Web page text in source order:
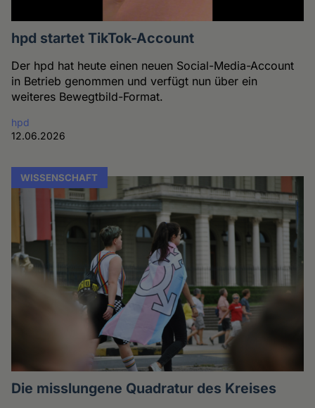
hpd startet TikTok-Account
Der hpd hat heute einen neuen Social-Media-Account
in Betrieb genommen und verfügt nun über ein
weiteres Bewegtbild-Format.
hpd
12.06.2026
WISSENSCHAFT
Die misslungene Quadratur des Kreises